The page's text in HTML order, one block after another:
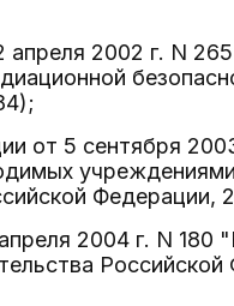
апреля 2002 г. N
от 5 сентября
учреждениями
Федерации,
2004 г. N 180